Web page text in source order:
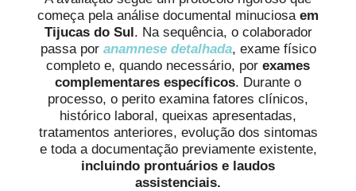
começa pela análise documental minuciosa em
Tijucas do Sul. Na sequência, o colaborador
passa por anamnese detalhada, exame físico
completo e, quando necessário, por exames
complementares específicos. Durante o
processo, o perito examina fatores clínicos,
histórico laboral, queixas apresentadas,
tratamentos anteriores, evolução dos sintomas
e toda a documentação previamente existente,
incluindo prontuários e laudos
assistenciais.